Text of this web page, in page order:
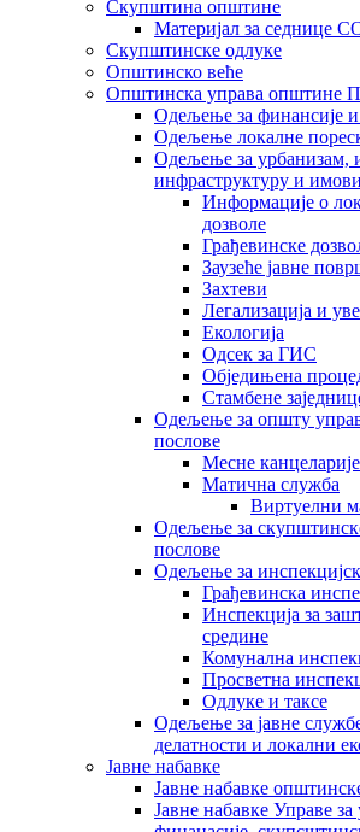
Скупштина општине
Материјал за седнице
Скупштинске одлуке
Општинско веће
Општинска управа општине
Одељење за финансије и
Одељење локалне
Одељење за урбанизам,
инфраструктуру и
Информације о
дозволе
Грађевинске
Заузеће јавне
Захтеви
Легализација и
Екологија
Одсек за ГИС
Обједињена
Стамбене
Oдељење за општу
послове
Месне канцеларије
Матична служба
Виртуелни
Одељење за
послове
Одељење за
Грађевинска
Инспекција за
средине
Комунална
Просветна
Одлуке и таксе
Одељење за јавне
делатности и локални
Јавне набавке
Јавне набавке
Јавне набавке Управе за